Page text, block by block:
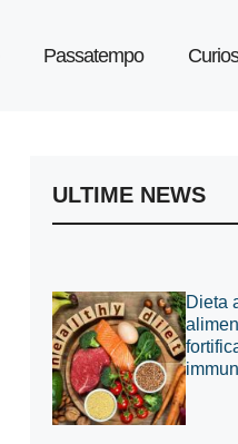
Passatempo
ULTIME NEWS
Dieta